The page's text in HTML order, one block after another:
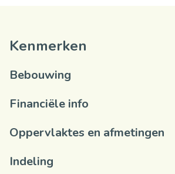
Kenmerken
Bebouwing
Financiële info
Oppervlaktes en afmetingen
Indeling